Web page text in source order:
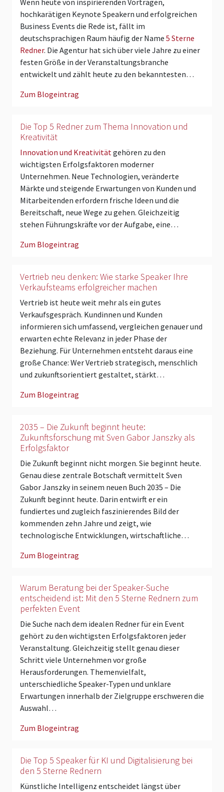
hochkarätigen Keynote Speakern und erfolgreichen
Business Events die Rede ist, fällt im
deutschsprachigen Raum häufig der Name 5 Sterne
Redner. Die Agentur hat sich über viele Jahre zu einer
festen Größe in der Veranstaltungsbranche
entwickelt und zählt heute zu den bekanntesten…
Zum Blogeintrag
Die Top 5 Redner zum Thema Innovation und
Kreativität
Innovation und Kreativität gehören zu den
wichtigsten Erfolgsfaktoren moderner
Unternehmen. Neue Technologien, veränderte
Märkte und steigende Erwartungen von Kunden und
Mitarbeitenden erfordern frische Ideen und die
Bereitschaft, neue Wege zu gehen. Gleichzeitig
stehen Führungskräfte vor der Aufgabe, eine…
Zum Blogeintrag
Vertrieb neu denken: Wie starke Speaker Ihre
Verkaufsteams erfolgreicher machen
Vertrieb ist heute weit mehr als ein gutes
Verkaufsgespräch. Kundinnen und Kunden
informieren sich umfassend, vergleichen genauer und
erwarten echte Relevanz in jeder Phase der
Beziehung. Für Unternehmen entsteht daraus eine
große Chance: Wer Vertrieb strategisch, menschlich
und zukunftsorientiert gestaltet, stärkt…
Zum Blogeintrag
2035 – Die Zukunft beginnt heute:
Zukunftsforschung mit Sven Gabor Janszky als
Erfolgsfaktor
Die Zukunft beginnt nicht morgen. Sie beginnt heute.
Genau diese zentrale Botschaft vermittelt Sven
Gabor Janszky in seinem neuen Buch 2035 – Die
Zukunft beginnt heute. Darin entwirft er ein
fundiertes und zugleich faszinierendes Bild der
kommenden zehn Jahre und zeigt, wie
technologische Entwicklungen, wirtschaftliche…
Zum Blogeintrag
Warum Beratung bei der Speaker-Suche
entscheidend ist: Mit den 5 Sterne Rednern zum
perfekten Event
Die Suche nach dem idealen Redner für ein Event
gehört zu den wichtigsten Erfolgsfaktoren jeder
Veranstaltung. Gleichzeitig stellt genau dieser
Schritt viele Unternehmen vor große
Herausforderungen. Themenvielfalt,
unterschiedliche Speaker-Typen und unklare
Erwartungen innerhalb der Zielgruppe erschweren die
Auswahl…
Zum Blogeintrag
Die Top 5 Speaker für KI und Digitalisierung bei
den 5 Sterne Rednern
Künstliche Intelligenz entscheidet längst über